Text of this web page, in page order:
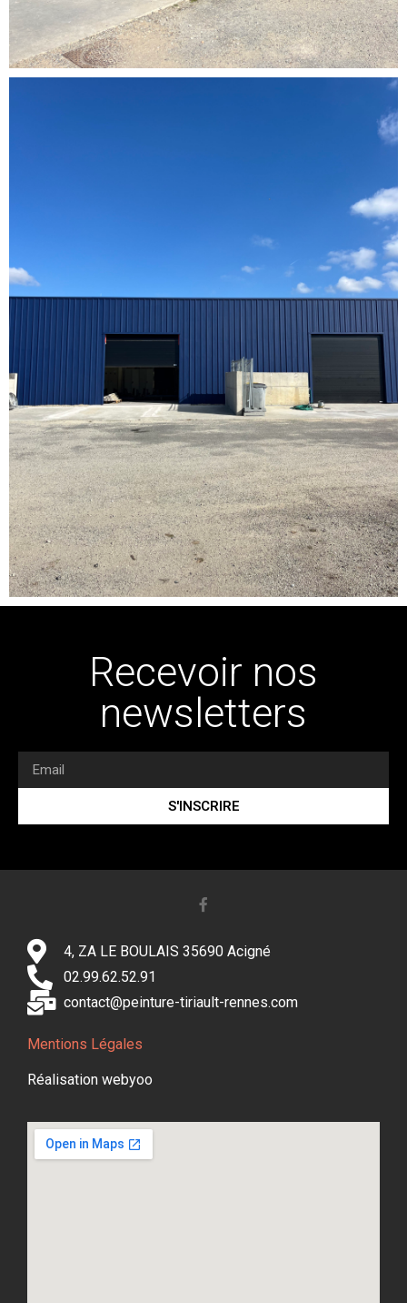
Recevoir nos
newsletters
S'INSCRIRE
4, ZA LE BOULAIS 35690 Acigné
02.99.62.52.91
contact@peinture-tiriault-rennes.com
Mentions Légales
Réalisation webyoo